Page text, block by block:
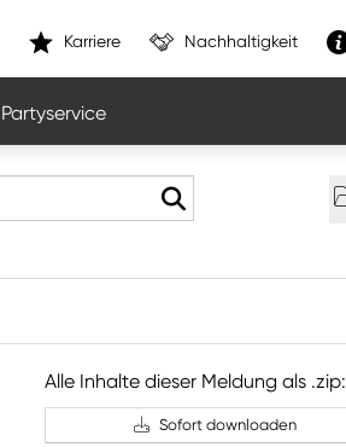
Karriere Nachhaltigkeit
Partyservice
Alle Inhalte dieser Meldung als .zip:
Sofort downloaden